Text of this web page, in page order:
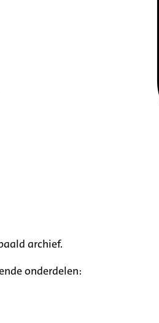
archief.
onderdelen: